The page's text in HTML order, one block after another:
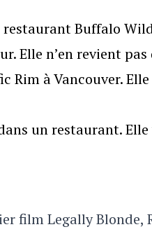
Buffalo
Elle n’en revient pas
Rim à Vancouver.
un restaurant.
film Legally Blonde,